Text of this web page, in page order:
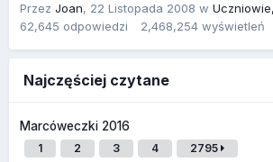
Przez Joan, 22 Listopada 2008 w
62,645 odpowiedzi 2,468,254 wyświetleń
Najczęściej czytane
Marcóweczki 2016
1 2 3 4 2795